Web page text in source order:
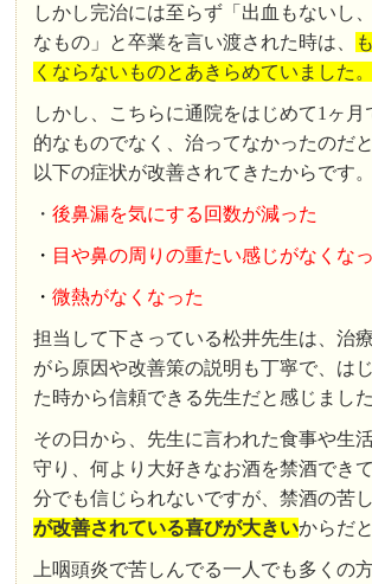
しかし完治には至らず「出血もないし
なもの」と卒業を言い渡された時は、
くならないものとあきらめていました。
しかし、こちらに通院をはじめて1ヶ月
的なものでなく、治ってなかったのだ
以下の症状が改善されてきたからです。
・後鼻漏を気にする回数が減った
・ 目や鼻の周りの重たい感じがなくな
・微熱がなくなった
担当して下さっている松井先生は、治
がら原因や改善策の説明も丁寧で、は
た時から信頼できる先生だと感じました
その日から、先生に言われた食事や生
守り、何より大好きなお酒を禁酒でき
分でも信じられないですが、禁酒の苦
が改善されている喜びが大きいからだ
上咽頭炎で苦しんでる一人でも多くの